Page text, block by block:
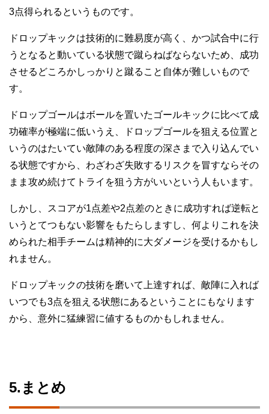
3点得られるというものです。
ドロップキックは技術的に難易度が高く、かつ試合中に行
うとなると動いている状態で蹴らねばならないため、成功
させるどころかしっかりと蹴ること自体が難しいもので
す。
ドロップゴールはボールを置いたゴールキックに比べて成
功確率が極端に低いうえ、ドロップゴールを狙える位置と
いうのはたいてい敵陣のある程度の深さまで入り込んでい
る状態ですから、わざわざ失敗するリスクを冒すならその
まま攻め続けてトライを狙う方がいいという人もいます。
しかし、スコアが1点差や2点差のときに成功すれば逆転と
いうとてつもない影響をもたらしますし、何よりこれを決
められた相手チームは精神的に大ダメージを受けるかもし
れません。
ドロップキックの技術を磨いて上達すれば、敵陣に入れば
いつでも3点を狙える状態にあるということにもなります
から、意外に猛練習に値するものかもしれません。
5.まとめ